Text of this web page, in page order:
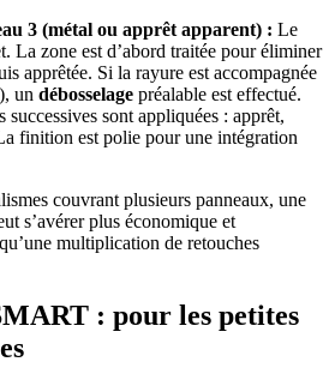
3 (métal ou apprêt apparent) : Le
La zone est d’abord traitée pour éliminer
apprêtée. Si la rayure est accompagnée
un débosselage préalable est effectué.
successives sont appliquées : apprêt,
finition est polie pour une intégration
couvrant plusieurs panneaux, une
s’avérer plus économique et
multiplication de retouches
: pour les petites